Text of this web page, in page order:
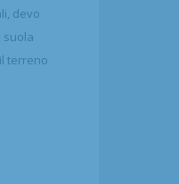
devo
suola
terreno